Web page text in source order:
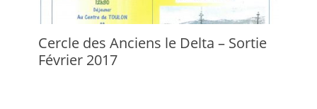
Cercle des Anciens le Delta – Sortie
Février 2017